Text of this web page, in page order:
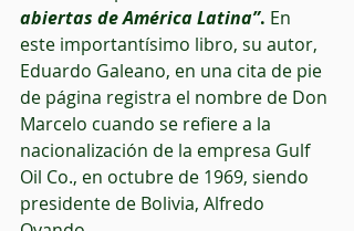
abiertas de América Latina”. En
este importantísimo libro, su autor,
Eduardo Galeano, en una cita de pie
de página registra el nombre de Don
Marcelo cuando se refiere a la
nacionalización de la empresa Gulf
Oil Co., en octubre de 1969, siendo
presidente de Bolivia, Alfredo